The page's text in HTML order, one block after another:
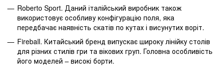
Roberto Sport. Даний італійський виробник також
використовує особливу конфігурацію поля, яка
передбачає наявність скатів по кутах і висунутих воріт.
Fireball. Китайський бренд випускає широку лінійку столів
для різних стилів гри та вікових груп. Головна особливість
його моделей – високі борти.